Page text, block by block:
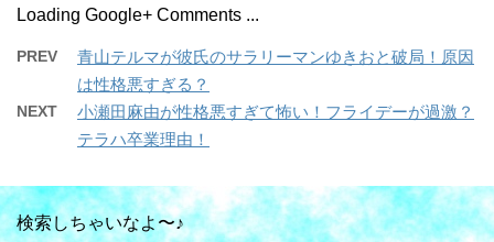
Loading Google+ Comments ...
PREV
青山テルマが彼氏のサラリーマンゆきおと破局！原因
は性格悪すぎる？
NEXT
小瀬田麻由が性格悪すぎて怖い！フライデーが過激？
テラハ卒業理由！
検索しちゃいなよ〜♪